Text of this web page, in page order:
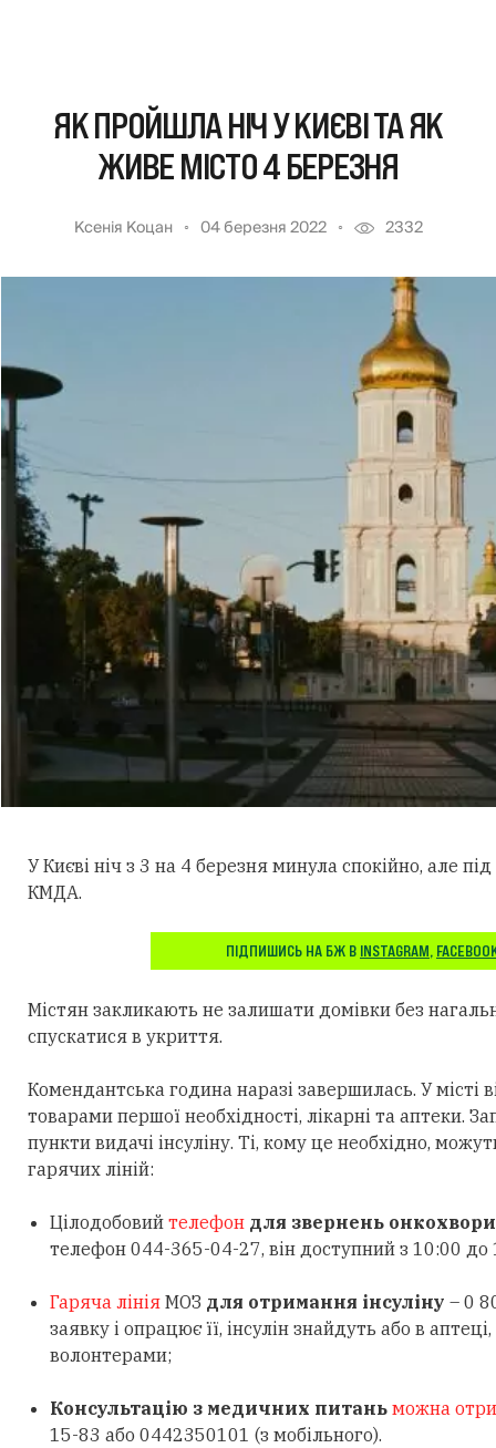
ЯК ПРОЙШЛА НІЧ У КИЄВІ ТА ЯК
ЖИВЕ МІСТО 4 БЕРЕЗНЯ
Ксенія Коцан 04 березня 2022 2332
У Києві ніч з 3 на 4 березня минула спокійно, але
КМДА.
ПІДПИШИСЬ НА БЖ В INSTAGRAM,
Містян закликають не залишати домівки без
спускатися в укриття.
Комендантська година наразі завершилась. У місті
товарами першої необхідності, лікарні та аптеки.
пункти видачі інсуліну. Ті, кому це необхідно,
гарячих ліній:
Цілодобовий телефон для звернень
телефон 044-365-04-27, він доступний з 10:00 до
Гаряча лінія МОЗ для отримання інсуліну – 0
заявку і опрацює її, інсулін знайдуть або в
волонтерами;
Консультацію з медичних питань можна
15-83 або 0442350101 (з мобільного).